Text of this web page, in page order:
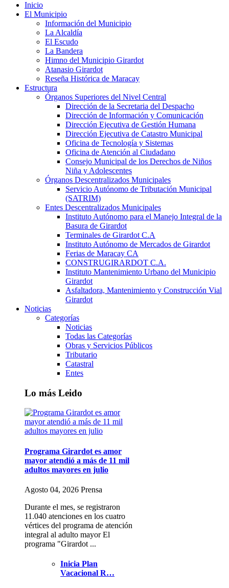
Inicio
El Municipio
Información del Municipio
La Alcaldía
El Escudo
La Bandera
Himno del Municipio Girardot
Atanasio Girardot
Reseña Histórica de Maracay
Estructura
Órganos Superiores del Nivel Central
Dirección de la Secretaria del Despacho
Dirección de Información y Comunicación
Dirección Ejecutiva de Gestión Humana
Dirección Ejecutiva de Catastro Municipal
Oficina de Tecnología y Sistemas
Oficina de Atención al Ciudadano
Consejo Municipal de los Derechos de Niños
Niña y Adolescentes
Órganos Descentralizados Municipales
Servicio Autónomo de Tributación Municipal
(SATRIM)
Entes Descentralizados Municipales
Instituto Autónomo para el Manejo Integral de la
Basura de Girardot
Terminales de Girardot C.A
Instituto Autónomo de Mercados de Girardot
Ferias de Maracay CA
CONSTRUGIRARDOT C.A.
Instituto Mantenimiento Urbano del Municipio
Girardot
Asfaltadora, Mantenimiento y Construcción Vial
Girardot
Noticias
Categorías
Noticias
Todas las Categorías
Obras y Servicios Públicos
Tributario
Catastral
Entes
Lo más Leido
Programa Girardot es amor
mayor atendió a más de 11 mil
adultos mayores en julio
Agosto 04, 2026 Prensa
Durante el mes, se registraron
11.040 atenciones en los cuatro
vértices del programa de atención
integral al adulto mayor El
programa "Girardot ...
Inicia Plan
Vacacional R…